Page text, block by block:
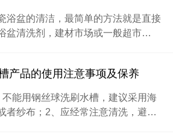
浴盆的清洁，最简单的方法就是直接
盆清洗剂，建材市场或一般超市…
产品的使用注意事项及保养
不能用钢丝球洗刷水槽，建议采用海
者纱布；2、应经常注意清洗，避…